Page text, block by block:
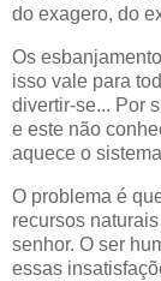
do exagero, do
Os
isso vale para
divertir-se... Por
e este não
aquece o
O problema é
recursos
senhor. O ser
essas